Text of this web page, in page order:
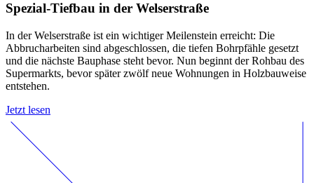
Spezial-Tiefbau in der Welserstraße
In der Welserstraße ist ein wichtiger Meilenstein erreicht: Die
Abbrucharbeiten sind abgeschlossen, die tiefen Bohrpfähle gesetzt
und die nächste Bauphase steht bevor. Nun beginnt der Rohbau des
Supermarkts, bevor später zwölf neue Wohnungen in Holzbauweise
entstehen.
Jetzt lesen